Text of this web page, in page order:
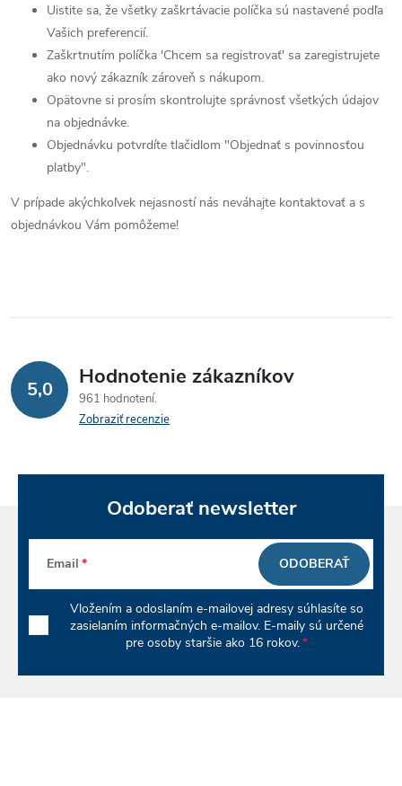
Uistite sa, že všetky zaškrtávacie políčka sú nastavené podľa
Vašich preferencií.
Zaškrtnutím políčka 'Chcem sa registrovať' sa zaregistrujete
ako nový zákazník zároveň s nákupom.
Opätovne si prosím skontrolujte správnosť všetkých údajov
na objednávke.
Objednávku potvrdíte tlačidlom "Objednať s povinnosťou
platby".
V prípade akýchkoľvek nejasností nás neváhajte kontaktovať a s
objednávkou Vám pomôžeme!
5,0 Hodnotenie zákazníkov
961 hodnotení
Zobraziť recenzie
Odoberať newsletter
Email
Vložením a odoslaním e-mailovej adresy súhlasíte so
zasielaním informačných e-mailov. E-maily sú určené
pre osoby staršie ako 16 rokov.
ODOBERAŤ